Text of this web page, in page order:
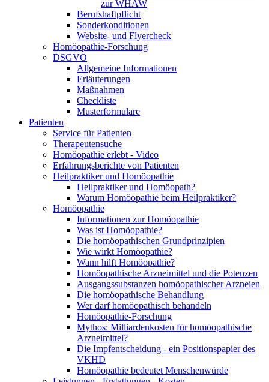
zur WHAW
Berufshaftpflicht
Sonderkonditionen
Website- und Flyercheck
Homöopathie-Forschung
DSGVO
Allgemeine Informationen
Erläuterungen
Maßnahmen
Checkliste
Musterformulare
Patienten
Service für Patienten
Therapeutensuche
Homöopathie erlebt - Video
Erfahrungsberichte von Patienten
Heilpraktiker und Homöopathie
Heilpraktiker und Homöopath?
Warum Homöopathie beim Heilpraktiker?
Homöopathie
Informationen zur Homöopathie
Was ist Homöopathie?
Die homöopathischen Grundprinzipien
Wie wirkt Homöopathie?
Wann hilft Homöopathie?
Homöopathische Arzneimittel und die Potenzen
Ausgangssubstanzen homöopathischer Arzneien
Die homöopathische Behandlung
Wer darf homöopathisch behandeln
Homöopathie-Forschung
Mythos: Milliardenkosten für homöopathische
Arzneimittel?
Die Impfentscheidung - ein Positionspapier des
VKHD
Homöopathie bedeutet Menschenwürde